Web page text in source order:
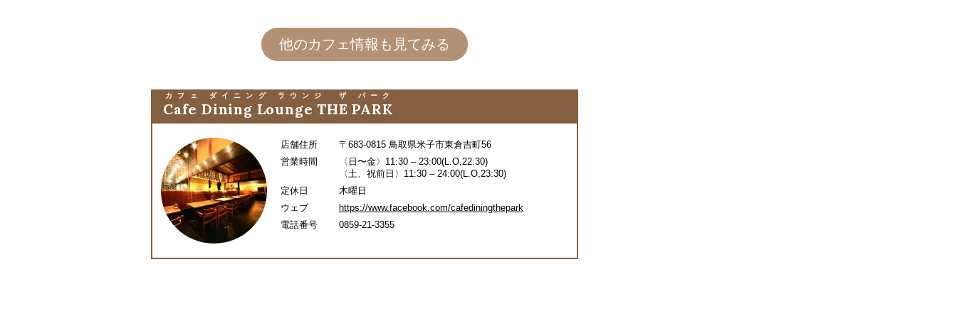
他のカフェ情報も見てみる
Cafe Dining Lounge THE PARK
カフェ ダイニング ラウンジ ザ パーク
店舗住所
〒683-0815 鳥取県米子市東倉吉町56
営業時間
〈日〜金〉11:30 – 23:00(L.O,22:30)
〈土、祝前日〉11:30 – 24:00(L.O,23:30)
定休日
木曜日
ウェブ
https://www.facebook.com/cafediningthepark
電話番号
0859-21-3355